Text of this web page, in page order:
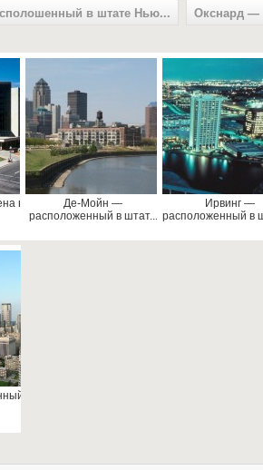
в штате Нью... Окснард —
в
Де-Мойн —
расположенный в штат...
Ирвинг —
расположенный в